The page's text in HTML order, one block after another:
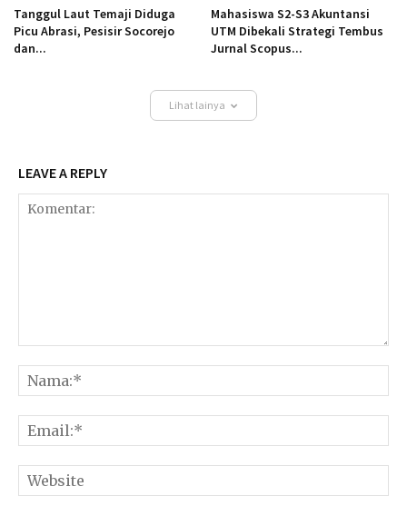
Tanggul Laut Temaji Diduga
Picu Abrasi, Pesisir Socorejo
dan...
Mahasiswa S2-S3 Akuntansi
UTM Dibekali Strategi Tembus
Jurnal Scopus...
Lihat lainya
LEAVE A REPLY